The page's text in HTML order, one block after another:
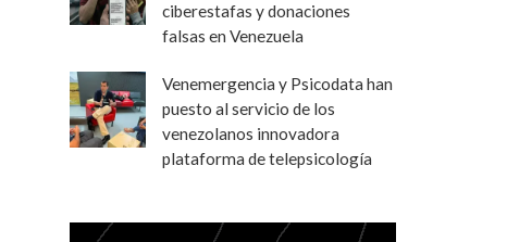
ciberestafas y donaciones
falsas en Venezuela
Venemergencia y Psicodata han
puesto al servicio de los
venezolanos innovadora
plataforma de telepsicología